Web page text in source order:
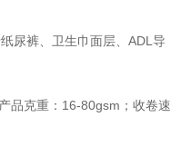
尿裤、卫生巾面层、ADL导
品克重：16-80gsm；收卷速